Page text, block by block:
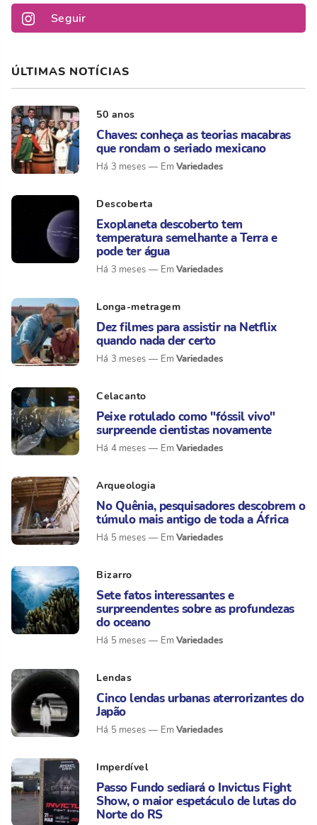
Seguir
ÚLTIMAS NOTÍCIAS
50 anos
Chaves: conheça as teorias macabras
que rondam o seriado mexicano
Há 3 meses Variedades
Descoberta
Exoplaneta descoberto tem
temperatura semelhante a Terra e
pode ter água
Há 3 meses Variedades
Longa-metragem
Dez filmes para assistir na Netflix
quando nada der certo
Há 3 meses Variedades
Celacanto
Peixe rotulado como "fóssil vivo"
surpreende cientistas novamente
Há 4 meses Variedades
Arqueologia
No Quênia, pesquisadores descobrem o
túmulo mais antigo de toda a África
Há 5 meses Variedades
Bizarro
Sete fatos interessantes e
surpreendentes sobre as profundezas
do oceano
Há 5 meses Variedades
Lendas
Cinco lendas urbanas aterrorizantes do
Japão
Há 5 meses Variedades
Imperdível
Passo Fundo sediará o Invictus Fight
Show, o maior espetáculo de lutas do
Norte do RS